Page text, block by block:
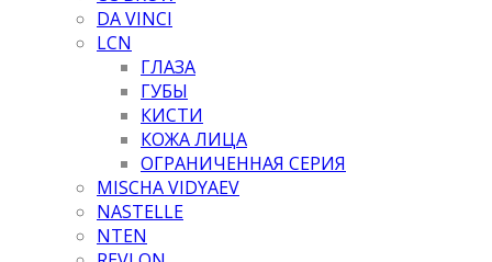
DA VINCI
LCN
ГЛАЗА
ГУБЫ
КИСТИ
КОЖА ЛИЦА
ОГРАНИЧЕННАЯ СЕРИЯ
MISCHA VIDYAEV
NASTELLE
NTEN